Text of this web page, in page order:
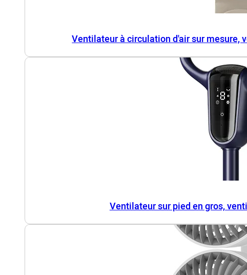
Ventilateur à circulation d'air sur mesure,
Ventilateur sur pied en gros,